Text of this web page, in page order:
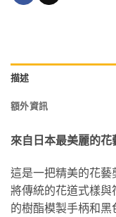
描述
額外資訊
來自日本最美麗的花
這是一把精美的花藝
將傳統的花道式樣與
的樹酯模製手柄和黑